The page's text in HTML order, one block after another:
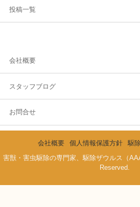
投稿一覧
会社概要
スタッフブログ
お問合せ
会社概要 個人情報保護方針 駆
害獣・害虫駆除の専門家、駆除ザウルス（
Reserved.